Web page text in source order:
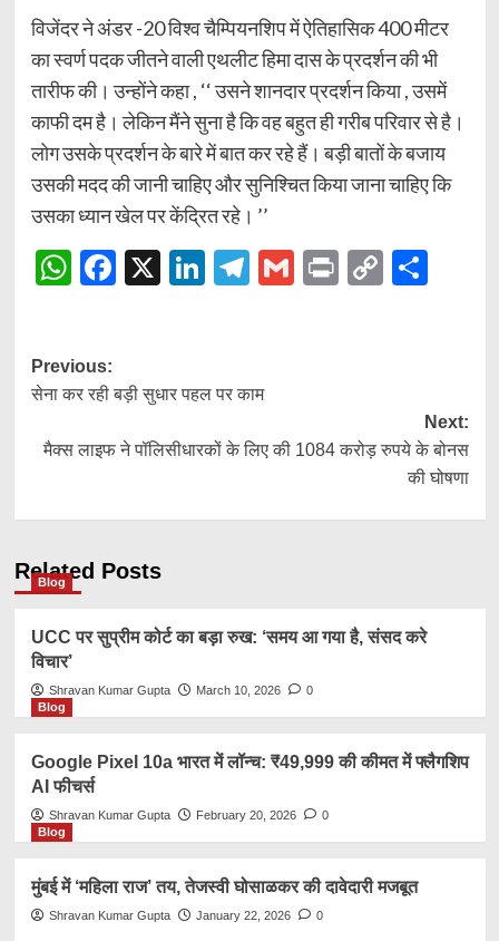
विजेंदर ने अंडर -20 विश्व चैम्पियनशिप में ऐतिहासिक 400 मीटर
का स्वर्ण पदक जीतने वाली एथलीट हिमा दास के प्रदर्शन की भी
तारीफ की। उन्होंने कहा , ‘‘ उसने शानदार प्रदर्शन किया , उसमें
काफी दम है। लेकिन मैंने सुना है कि वह बहुत ही गरीब परिवार से है।
लोग उसके प्रदर्शन के बारे में बात कर रहे हैं। बड़ी बातों के बजाय
उसकी मदद की जानी चाहिए और सुनिश्चित किया जाना चाहिए कि
उसका ध्यान खेल पर केंद्रित रहे। ’’
WhatsApp
Facebook
X LinkedIn
Telegram
Gmail
Print
Copy
Post
navigation
Previous:
सेना कर रही बड़ी सुधार पहल पर काम
Next:
मैक्स लाइफ ने पॉलिसीधारकों के लिए की 1084 करोड़ रुपये के बोनस
की घोषणा
Related Posts
Blog
UCC पर सुप्रीम कोर्ट का बड़ा रुख: ‘समय आ गया है, संसद करे
विचार’
Shravan Kumar Gupta March 10, 2026
0
Blog
Google Pixel 10a भारत में लॉन्च: ₹49,999 की कीमत में फ्लैगशिप
AI फीचर्स
Shravan Kumar Gupta February 20, 2026
0
Blog
मुंबई में ‘महिला राज’ तय, तेजस्वी घोसाळकर की दावेदारी मजबूत
Shravan Kumar Gupta January 22, 2026 0